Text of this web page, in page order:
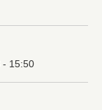
- 15:50